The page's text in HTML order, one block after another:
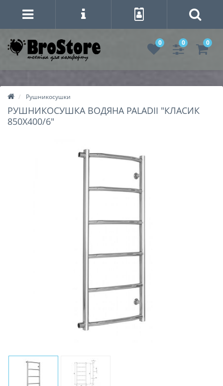
0 0 0
Рушникосушки
РУШНИКОСУШКА ВОДЯНА PALADII "КЛАСИК
850Х400/6"